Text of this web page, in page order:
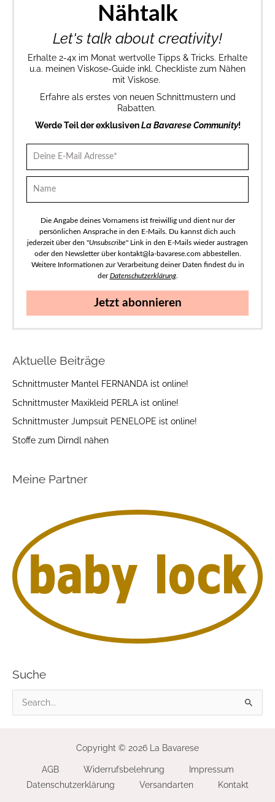
Nähtalk
Let's talk about creativity!
Erhalte 2-4x im Monat wertvolle Tipps & Tricks. Erhalte
u.a. meinen Viskose-Guide inkl. Checkliste zum Nähen
mit Viskose.
Erfahre als erstes von neuen Schnittmustern und
Rabatten.
Werde Teil der exklusivenLa Bavarese Community!
Die Angabe deines Vornamens ist freiwillig und dient nur der
persönlichen Ansprache in den E-Mails. Du kannst dich auch
jederzeit über den "Unsubscribe" Link in den E-Mails wieder austragen
oder den Newsletter über kontakt@la-bavarese.com abbestellen.
Weitere Informationen zur Verarbeitung deiner Daten findest du in
derDatenschutzerklärung.
Jetzt abonnieren
Aktuelle Beiträge
Schnittmuster Mantel FERNANDA ist online!
Schnittmuster Maxikleid PERLA ist online!
Schnittmuster Jumpsuit PENELOPE ist online!
Stoffe zum Dirndl nähen
Meine Partner
Suche
Copyright © 2026 La Bavarese
AGB Widerrufsbelehrung
Impressum
Datenschutzerklärung
Versandarten Kontakt